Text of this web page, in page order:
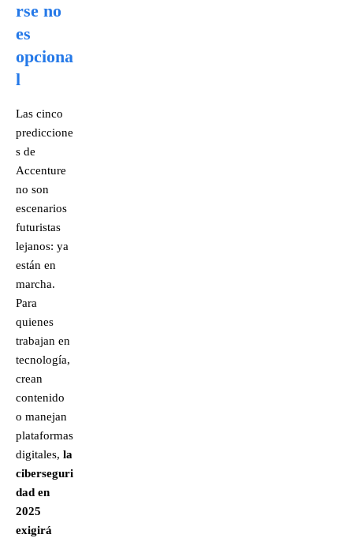
rse no
es
opciona
l
Las cinco
prediccione
s de
Accenture
no son
escenarios
futuristas
lejanos: ya
están en
marcha.
Para
quienes
trabajan en
tecnología,
crean
contenido
o manejan
plataformas
digitales, la
ciberseguri
dad en
2025
exigirá